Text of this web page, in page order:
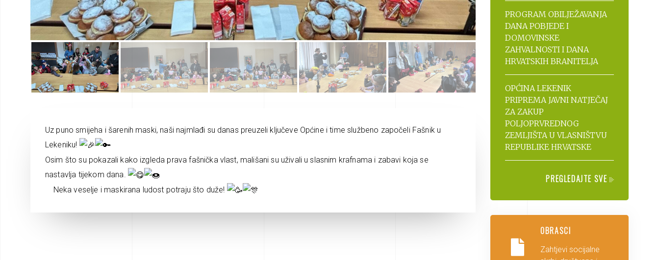
Uz puno smijeha i šarenih maski, naši najmlađi su danas preuzeli ključeve Općine i time službeno započeli Fašnik u
Lekeniku!
Osim što su pokazali kako izgleda prava fašnička vlast, mališani su uživali u slasnim krafnama i zabavi koja se
nastavlja tijekom dana.
Neka veselje i maskirana ludost potraju što duže!
PROGRAM OBILJEŽAVANJA
DANA POBJEDE I
DOMOVINSKE
ZAHVALNOSTI I DANA
HRVATSKIH BRANITELJA
OPĆINA LEKENIK
PRIPREMA JAVNI NATJEČAJ
ZA ZAKUP
POLJOPRVREDNOG
ZEMLJIŠTA U VLASNIŠTVU
REPUBLIKE HRVATSKE
PREGLEDAJTE SVE
OBRASCI
Zahtjevi socijalne